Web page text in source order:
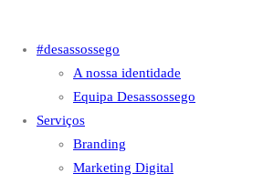
#desassossego
A nossa identidade
Equipa Desassossego
Serviços
Branding
Marketing Digital